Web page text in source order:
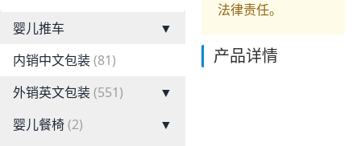
婴儿推车
▼
内销中文包装(81)
外销英文包装(551)
▼
婴儿餐椅(2)
▼
法律责任。
产品详情